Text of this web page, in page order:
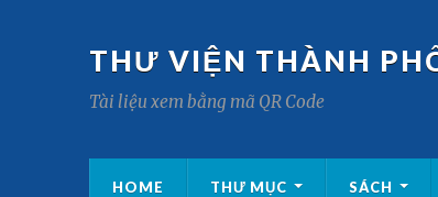
THƯ VIỆN THÀNH
Tài liệu xem bằng mã QR Code
HOME THƯ MỤC SÁCH